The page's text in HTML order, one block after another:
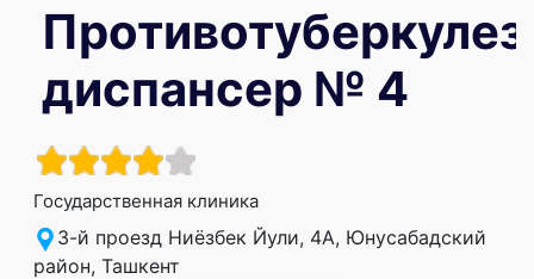
диспансер № 4
Государственная клиника
3-й проезд Ниёзбек Йули, 4A, Юнусабадский
район, Ташкент